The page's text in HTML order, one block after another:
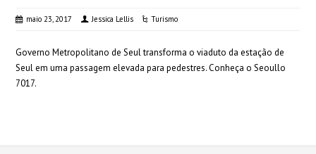
maio 23, 2017 Jessica Lellis Turismo
Governo Metropolitano de Seul transforma o viaduto da estação de
Seul em uma passagem elevada para pedestres. Conheça o Seoullo
7017.